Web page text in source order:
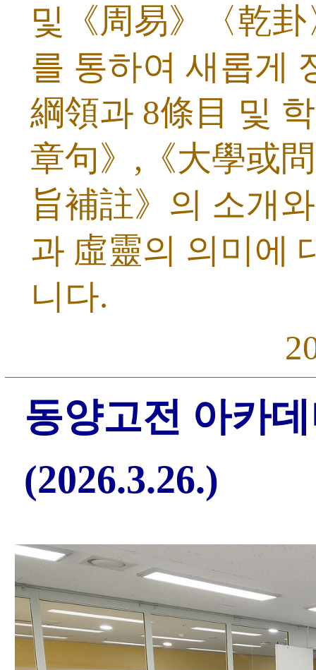
및《周易》〈乾
를 통하여 새롭게
綱領과 8條目 및
章句》,《大學或
旨補註》의 소개
과 虛靈의 의미에
니다.
동양고전 아카
(2026.3.26.)